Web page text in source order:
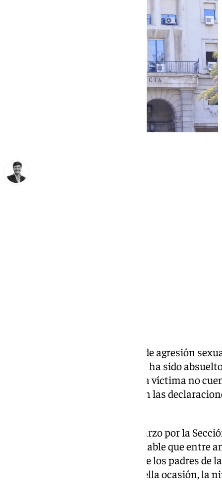
El varón acusado de los delitos de agresión
sobrina política, menor de edad, ha sido
que el testimonio de la supuesta víctima no
externas objetivas, sino sólo con las
La sentencia, emitida el 4 de marzo por la
Sevilla , añade que no es descartable que entre
sentimientos negativos», porque los padres de
años antes al acusado y en aquella ocasión, la